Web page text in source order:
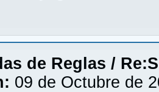
de Reglas /
09 de Octubre de